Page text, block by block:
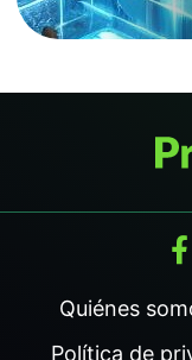
Quiénes
Política de